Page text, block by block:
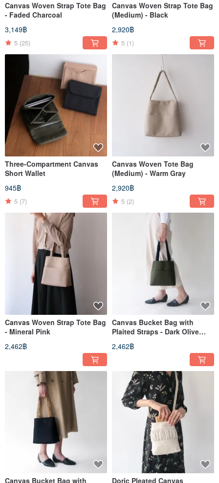
Canvas Woven Strap Tote Bag
- Faded Charcoal
3,149฿
5 (25)
Canvas Woven Strap Tote Bag
(Medium) - Black
2,920฿
5 (1)
Three-Compartment Canvas
Short Wallet
945฿
5 (7)
Canvas Woven Tote Bag
(Medium) - Warm Gray
2,920฿
5 (2)
Canvas Woven Strap Tote Bag
- Mineral Pink
2,462฿
Canvas Bucket Bag with
Plaited Straps - Dark Olive
Green
2,462฿
Canvas Bucket Bag with Doric Pleated Canvas